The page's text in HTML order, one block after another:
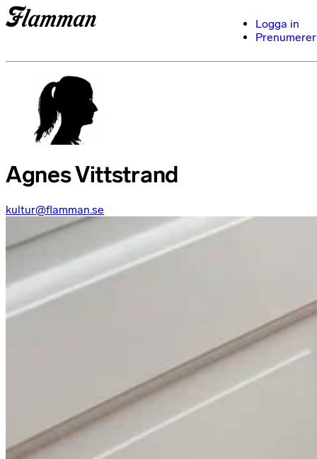
Logga in
Agnes Vittstrand
kultur@flamman.se